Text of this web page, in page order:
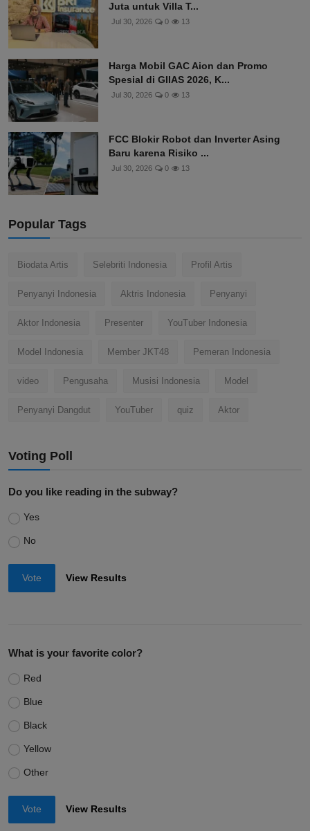
Juta untuk Villa T...
Jul 30, 2026 0 13
Harga Mobil GAC Aion dan Promo
Spesial di GIIAS 2026, K...
Jul 30, 2026 0 13
FCC Blokir Robot dan Inverter Asing
Baru karena Risiko ...
Jul 30, 2026 0 13
Popular Tags
Biodata Artis Selebriti Indonesia Profil Artis
Penyanyi Indonesia Aktris Indonesia Penyanyi
Aktor Indonesia Presenter YouTuber Indonesia
Model Indonesia Member JKT48 Pemeran Indonesia
video Pengusaha Musisi Indonesia Model
Penyanyi Dangdut YouTuber quiz Aktor
Voting Poll
Do you like reading in the subway?
Yes
No
Vote View Results
What is your favorite color?
Red
Blue
Black
Yellow
Other
Vote View Results